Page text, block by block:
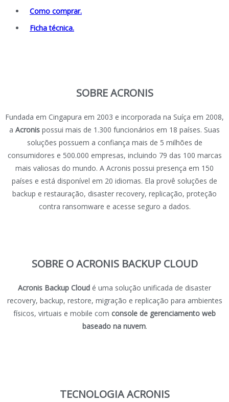
Como comprar.
Ficha técnica.
SOBRE ACRONIS
Fundada em Cingapura em 2003 e incorporada na Suíça em 2008,
a Acronis possui mais de 1.300 funcionários em 18 países. Suas
soluções possuem a confiança mais de 5 milhões de
consumidores e 500.000 empresas, incluindo 79 das 100 marcas
mais valiosas do mundo. A Acronis possui presença em 150
países e está disponível em 20 idiomas. Ela provê soluções de
backup e restauração, disaster recovery, replicação, proteção
contra ransomware e acesse seguro a dados.
SOBRE O ACRONIS BACKUP CLOUD
Acronis Backup Cloud é uma solução unificada de disaster
recovery, backup, restore, migração e replicação para ambientes
físicos, virtuais e mobile com console de gerenciamento web
baseado na nuvem.
TECNOLOGIA ACRONIS